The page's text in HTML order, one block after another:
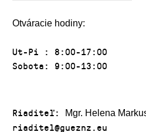
Otváracie hodiny:
Ut-Pi : 8:00-17:00
Sobota: 9:00-13:00
Riaditeľ: Mgr. Helena
riaditel@gueznz.eu